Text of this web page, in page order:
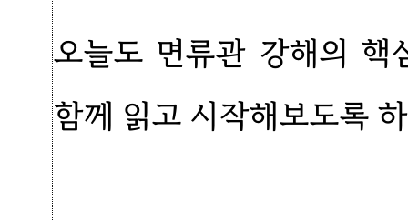
오늘도 면류관 강해의 핵
함께 읽고 시작해보도록